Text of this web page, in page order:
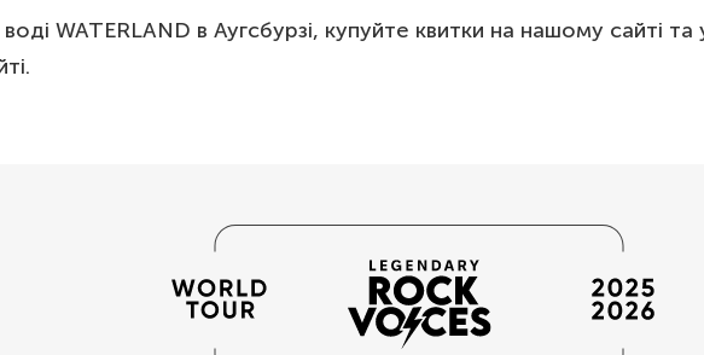
WATERLAND в Аугсбурзі, купуйте квитки на нашому сайті